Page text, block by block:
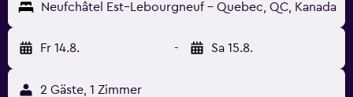
Neufchâtel Est–Lebourgneuf - Quebec, QC, Kanada
Fr 14.8. - Sa 15.8.
2 Gäste, 1 Zimmer